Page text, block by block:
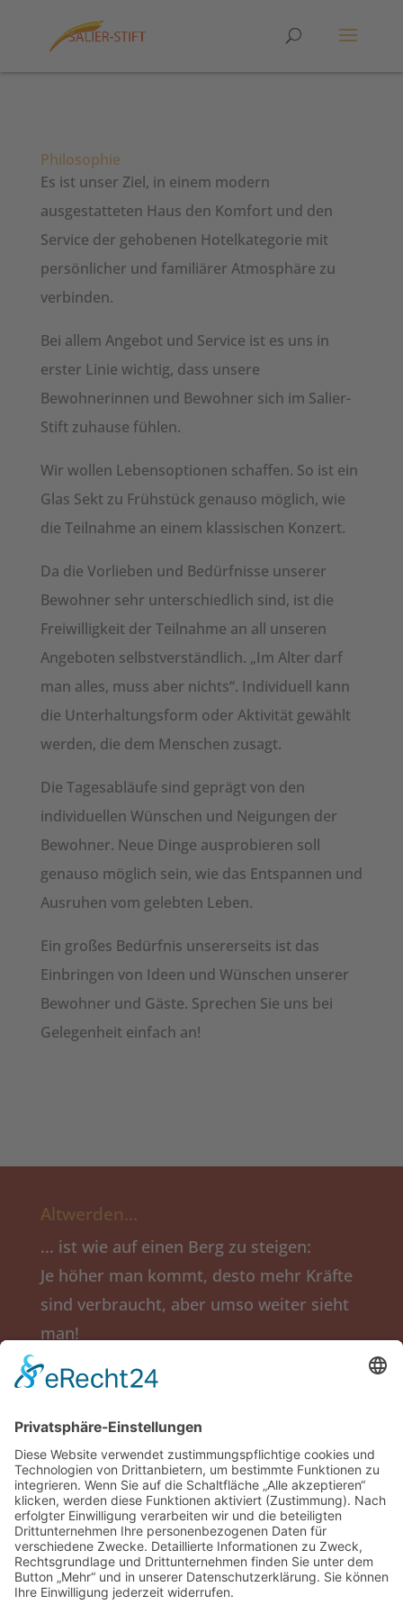
Philosophie
Es ist unser Ziel, in einem modern
ausgestatteten Haus den Komfort und den
Service der gehobenen Hotelkategorie mit
persönlicher und familiärer Atmosphäre zu
verbinden.
Bei allem Angebot und Service ist es uns in
erster Linie wichtig, dass unsere
Bewohnerinnen und Bewohner sich im Salier-
Stift zuhause fühlen.
Wir wollen Lebensoptionen schaffen. So ist ein
Glas Sekt zu Frühstück genauso möglich, wie
die Teilnahme an einem klassischen Konzert.
Da die Vorlieben und Bedürfnisse unserer
Bewohner sehr unterschiedlich sind, ist die
Freiwilligkeit der Teilnahme an all unseren
Angeboten selbstverständlich. „Im Alter darf
man alles, muss aber nichts“. Individuell kann
die Unterhaltungsform oder Aktivität gewählt
werden, die dem Menschen zusagt.
Die Tagesabläufe sind geprägt von den
individuellen Wünschen und Neigungen der
Bewohner. Neue Dinge ausprobieren soll
genauso möglich sein, wie das Entspannen und
Ausruhen vom gelebten Leben.
Ein großes Bedürfnis unsererseits ist das
Einbringen von Ideen und Wünschen unserer
Bewohner und Gäste. Sprechen Sie uns bei
Gelegenheit einfach an!
Altwerden…
... ist wie auf einen Berg zu steigen:
Je höher man kommt, desto mehr Kräfte
sind verbraucht, aber umso weiter sieht
man!
(Ingmar Bergmann)
Salier-Stift
Obere Langgasse 5a
67346 Speyer
Tel.: (06232) 207-0